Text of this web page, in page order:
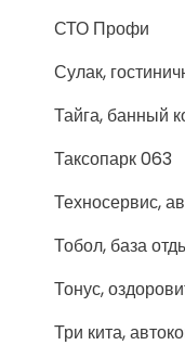
СТО Профи
Сулак,
Тайга, банный
Таксопарк 063
Техносервис,
Тобол, база
Тонус,
Три кита,